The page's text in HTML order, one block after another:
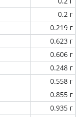
0.2 г
0.219 г
0.623 г
0.606 г
0.248 г
0.558 г
0.855 г
0.935 г